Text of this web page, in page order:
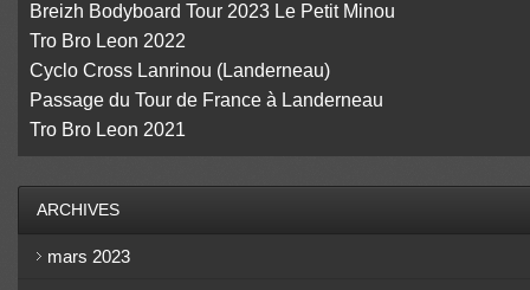
Breizh Bodyboard Tour 2023 Le Petit Minou
Tro Bro Leon 2022
Cyclo Cross Lanrinou (Landerneau)
Passage du Tour de France à Landerneau
Tro Bro Leon 2021
ARCHIVES
mars 2023